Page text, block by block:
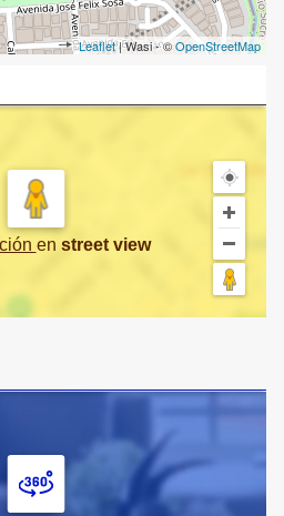
Leaflet| Wasi - ©OpenStreetMap
en street view